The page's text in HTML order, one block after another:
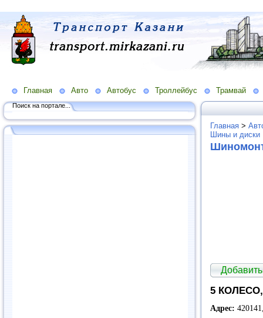
Главная Авто Автобус Троллейбус Трамвай
Поиск на портале...
Главная >
Шины и диски
5
Адрес: